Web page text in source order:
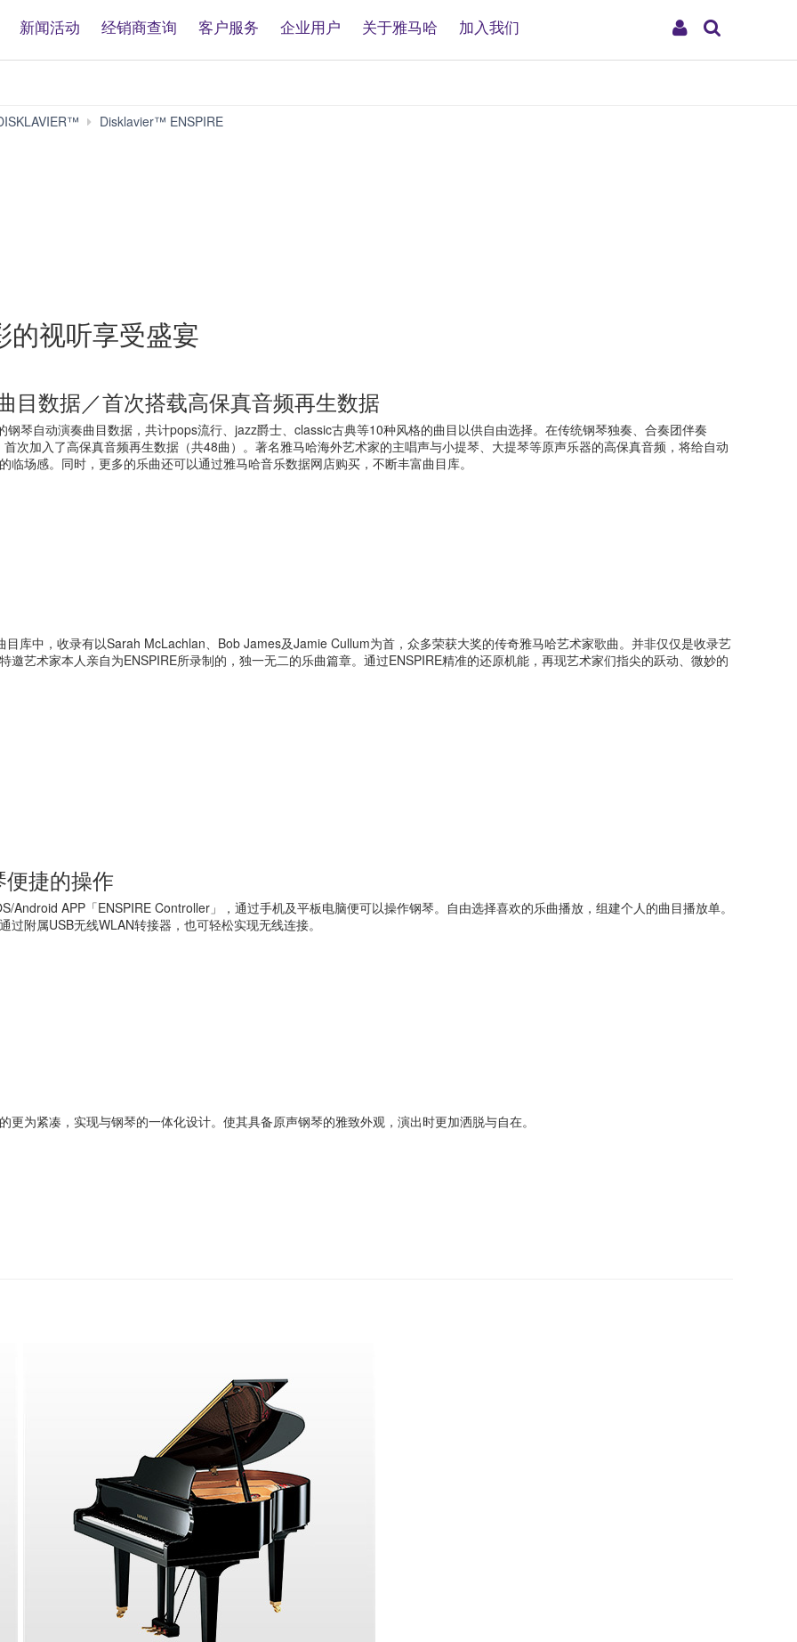
My
新闻活动 经销商查询 客户服务 企业用户 关于雅马哈 加入我们
Disklavier™ ENSPIRE
的视听享受盛宴
目数据／首次搭载高保真音频再生数据
钢琴自动演奏曲目数据，共计pops流行、jazz爵士、classic古典等10种风格的曲目以供自由选择。在传统钢琴独奏、合奏团伴奏
次加入了高保真音频再生数据（共48曲）。著名雅马哈海外艺术家的主唱声与小提琴、大提琴等原声乐器的高保真音频，将给自动
临场感。同时，更多的乐曲还可以通过雅马哈音乐数据网店购买，不断丰富曲目库。
目库中，收录有以Sarah McLachlan、Bob James及Jamie Cullum为首，众多荣获大奖的传奇雅马哈艺术家歌曲。并非仅仅是收录艺
邀艺术家本人亲自为ENSPIRE所录制的，独一无二的乐曲篇章。通过ENSPIRE精准的还原机能，再现艺术家们指尖的跃动、微妙的
捷的操作
Android APP「ENSPIRE Controller」，通过手机及平板电脑便可以操作钢琴。自由选择喜欢的乐曲播放，组建个人的曲目播放单。
过附属USB无线WLAN转接器，也可轻松实现无线连接。
更为紧凑，实现与钢琴的一体化设计。使其具备原声钢琴的雅致外观，演出时更加洒脱与自在。